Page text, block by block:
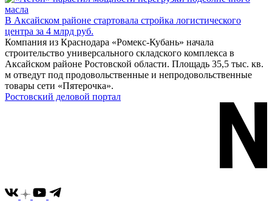
В Аксайском районе стартовала стройка логистического
центра за 4 млрд руб.
Компания из Краснодара «Ромекс-Кубань» начала
строительство универсального складского комплекса в
Аксайском районе Ростовской области. Площадь 35,5 тыс. кв.
м отведут под продовольственные и непродовольственные
товары сети «Пятерочка».
Ростовский деловой портал